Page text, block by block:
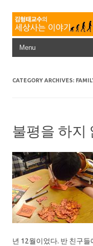
Skip to content
CATEGORY ARCHIVES:
불평을 하지
년 12월이었다. 반 친구